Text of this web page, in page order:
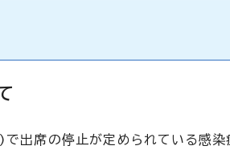
出席の停止が定められている感染